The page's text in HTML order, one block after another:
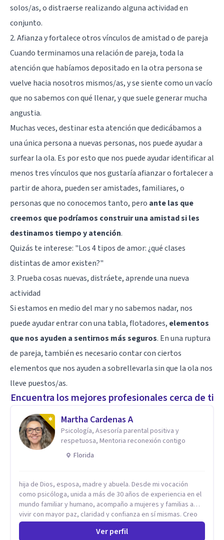
solos/as, o distraerse realizando alguna actividad en
conjunto.
2. Afianza y fortalece otros vínculos de amistad o de pareja
Cuando terminamos una relación de pareja, toda la
atención que habíamos depositado en la otra persona se
vuelve hacia nosotros mismos/as, y se siente como un vacío
que no sabemos con qué llenar, y que suele generar mucha
angustia.
Muchas veces, destinar esta atención que dedicábamos a
una única persona a nuevas personas, nos puede ayudar a
surfear la ola. Es por esto que nos puede ayudar identificar al
menos tres vínculos que nos gustaría afianzar o fortalecer a
partir de ahora, pueden ser amistades, familiares, o
personas que no conocemos tanto, pero ante las que
creemos que podríamos construir una amistad si les
destinamos tiempo y atención.
Quizás te interese: "Los 4 tipos de amor: ¿qué clases
distintas de amor existen?"
3. Prueba cosas nuevas, distráete, aprende una nueva
actividad
Si estamos en medio del mar y no sabemos nadar, nos
puede ayudar entrar con una tabla, flotadores, elementos
que nos ayuden a sentirnos más seguros. En una ruptura
de pareja, también es necesario contar con ciertos
elementos que nos ayuden a sobrellevarla sin que la ola nos
lleve puestos/as.
Encuentra los mejores profesionales cerca de ti
Martha Cardenas A
Psicología, Asesoría parental positiva y
respetuosa, Mentoria reconexión contigo
Florida
hija de Dios, esposa, madre y abuela. Desde mi vocación
como psicóloga, unida a más de 30 años de experiencia en el
mundo familiar y humano, acompaño a mujeres y familias a
vivir con mayor paz, claridad y confianza en sí mismas. Creo
profundamente que la vida está hecha de etapas, y que cada
ciclo —personal, emocional, espiritual y familiar— trae
Ver perfil